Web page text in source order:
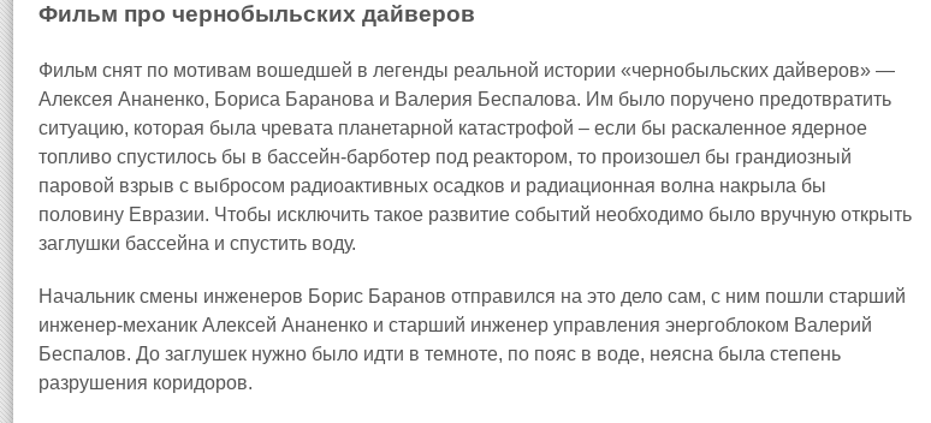
Фильм про чернобыльских дайверов
Фильм снят по мотивам вошедшей в легенды реальной истории «чернобыльских дайверов» —
Алексея Ананенко, Бориса Баранова и Валерия Беспалова. Им было поручено предотвратить
ситуацию, которая была чревата планетарной катастрофой – если бы раскаленное ядерное
топливо спустилось бы в бассейн-барботер под реактором, то произошел бы грандиозный
паровой взрыв с выбросом радиоактивных осадков и радиационная волна накрыла бы
половину Евразии. Чтобы исключить такое развитие событий необходимо было вручную открыть
заглушки бассейна и спустить воду.
Начальник смены инженеров Борис Баранов отправился на это дело сам, с ним пошли старший
инженер-механик Алексей Ананенко и старший инженер управления энергоблоком Валерий
Беспалов. До заглушек нужно было идти в темноте, по пояс в воде, неясна была степень
разрушения коридоров.